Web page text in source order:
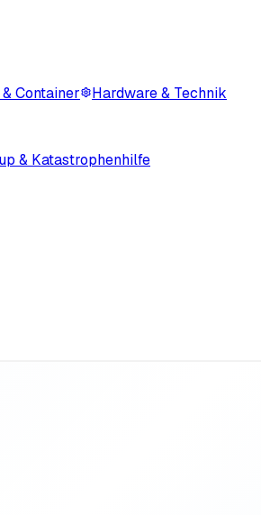
Container
Hardware & Technik
& Katastrophenhilfe